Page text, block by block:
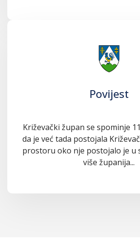
Povijest
Križevački župan se spominje
da je već tada postojala
prostoru oko nje postojalo je u
više županija...